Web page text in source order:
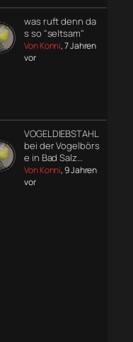
was ruft denn da
s so "seltsam"
Von Konni, 7 Jahren
vor
VOGELDIEBSTAHL
bei der Vogelbörs
e in Bad Salz…
Von Konni, 9 Jahren
vor